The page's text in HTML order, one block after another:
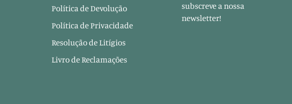
Política de Devolução
Política de Privacidade
Resolução de Litígios
Livro de Reclamações
subscreve a nossa
newsletter!